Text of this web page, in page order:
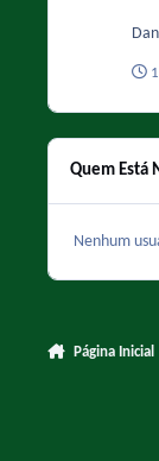
Quem Está
Nenhum
Página Inicial